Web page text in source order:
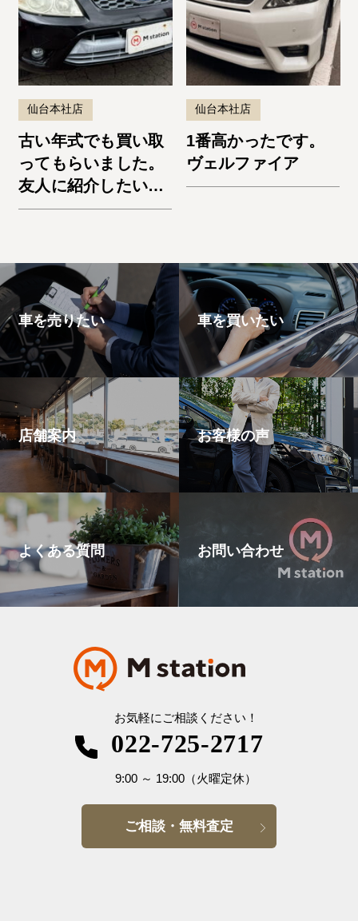
仙台本社店
古い年式でも買い取
ってもらいました。
友人に紹介したいと
思います。エスケー
仙台本社店
1番高かったです。
ヴェルファイア
車を売りたい 車を買いたい
店舗案内 お客様の声
よくある質問 お問い合わせ
お気軽にご相談ください！
022-725-2717
9:00～ 19:00（火曜定休）
ご相談・無料査定